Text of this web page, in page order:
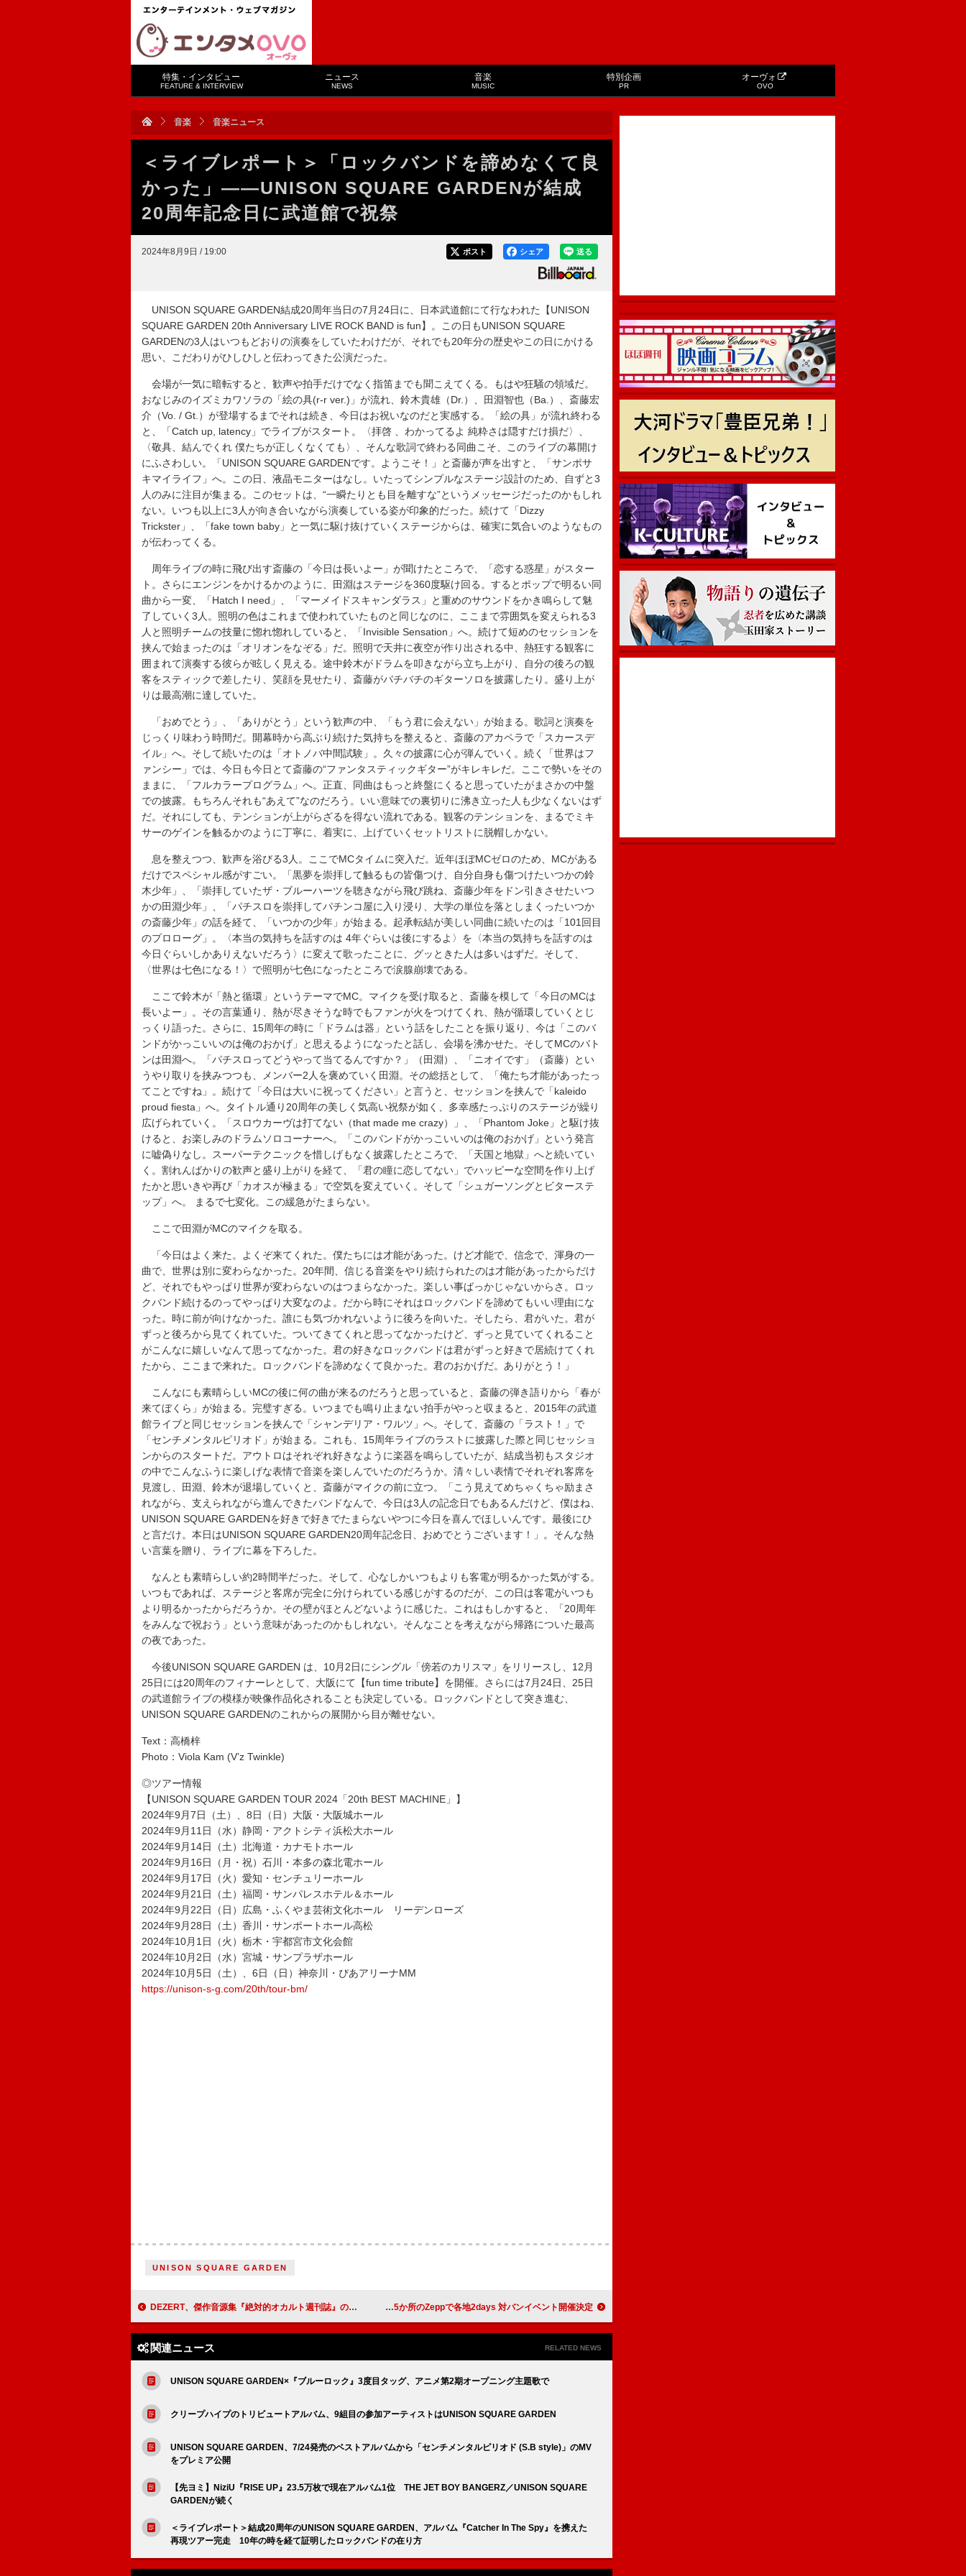
特集・インタビュー
FEATURE & INTERVIEW
ニュース
NEWS
音楽
MUSIC
特別企画
PR
オーヴォ
OVO
音楽 音楽ニュース
＜ライブレポート＞「ロックバンドを諦めなくて良
かった」――UNISON SQUARE GARDENが結成
20周年記念日に武道館で祝祭
2024年8月9日 / 19:00 送る
シェア
ポスト
UNISON SQUARE GARDEN結成20周年当日の7月24日に、日本武道館にて行なわれた【UNISON
SQUARE GARDEN 20th Anniversary LIVE ROCK BAND is fun】。この日もUNISON SQUARE
GARDENの3人はいつもどおりの演奏をしていたわけだが、それでも20年分の歴史やこの日にかける
思い、こだわりがひしひしと伝わってきた公演だった。
会場が一気に暗転すると、歓声や拍手だけでなく指笛までも聞こえてくる。もはや狂騒の領域だ。
おなじみのイズミカワソラの「絵の具(r-r ver.)」が流れ、鈴木貴雄（Dr.）、田淵智也（Ba.）、斎藤宏
介（Vo. / Gt.）が登場するまでそれは続き、今日はお祝いなのだと実感する。「絵の具」が流れ終わる
と、「Catch up, latency」でライブがスタート。〈拝啓 、わかってるよ 純粋さは隠すだけ損だ〉、
〈敬具、結んでくれ 僕たちが正しくなくても〉、そんな歌詞で終わる同曲こそ、このライブの幕開け
にふさわしい。「UNISON SQUARE GARDENです。ようこそ！」と斎藤が声を出すと、「サンポサ
キマイライフ」へ。この日、液晶モニターはなし。いたってシンプルなステージ設計のため、自ずと3
人のみに注目が集まる。このセットは、“一瞬たりとも目を離すな”というメッセージだったのかもしれ
ない。いつも以上に3人が向き合いながら演奏している姿が印象的だった。続けて「Dizzy
Trickster」、「fake town baby」と一気に駆け抜けていくステージからは、確実に気合いのようなもの
が伝わってくる。
周年ライブの時に飛び出す斎藤の「今日は長いよー」が聞けたところで、「恋する惑星」がスター
ト。さらにエンジンをかけるかのように、田淵はステージを360度駆け回る。するとポップで明るい同
曲から一変、「Hatch I need」、「マーメイドスキャンダラス」と重めのサウンドをかき鳴らして魅
了していく3人。照明の色はこれまで使われていたものと同じなのに、ここまで雰囲気を変えられる3
人と照明チームの技量に惚れ惚れしていると、「Invisible Sensation」へ。続けて短めのセッションを
挟んで始まったのは「オリオンをなぞる」だ。照明で天井に夜空が作り出される中、熱狂する観客に
囲まれて演奏する彼らが眩しく見える。途中鈴木がドラムを叩きながら立ち上がり、自分の後ろの観
客をスティックで差したり、笑顔を見せたり、斎藤がバチバチのギターソロを披露したり。盛り上が
りは最高潮に達していた。
「おめでとう」、「ありがとう」という歓声の中、「もう君に会えない」が始まる。歌詞と演奏を
じっくり味わう時間だ。開幕時から高ぶり続けた気持ちを整えると、斎藤のアカペラで「スカースデ
イル」へ。そして続いたのは「オトノバ中間試験」。久々の披露に心が弾んでいく。続く「世界はフ
ァンシー」では、今日も今日とて斎藤の“ファンタスティックギター”がキレキレだ。ここで勢いをその
ままに、「フルカラープログラム」へ。正直、同曲はもっと終盤にくると思っていたがまさかの中盤
での披露。もちろんそれも“あえて”なのだろう。いい意味での裏切りに沸き立った人も少なくないはず
だ。それにしても、テンションが上がらざるを得ない流れである。観客のテンションを、まるでミキ
サーのゲインを触るかのように丁寧に、着実に、上げていくセットリストに脱帽しかない。
息を整えつつ、歓声を浴びる3人。ここでMCタイムに突入だ。近年ほぼMCゼロのため、MCがある
だけでスペシャル感がすごい。「黒夢を崇拝して触るもの皆傷つけ、自分自身も傷つけたいつかの鈴
木少年」、「崇拝していたザ・ブルーハーツを聴きながら飛び跳ね、斎藤少年をドン引きさせたいつ
かの田淵少年」、「パチスロを崇拝してパチンコ屋に入り浸り、大学の単位を落としまくったいつか
の斎藤少年」の話を経て、「いつかの少年」が始まる。起承転結が美しい同曲に続いたのは「101回目
のプロローグ」。〈本当の気持ちを話すのは 4年ぐらいは後にするよ〉を〈本当の気持ちを話すのは
今日ぐらいしかありえないだろう〉に変えて歌ったことに、グッときた人は多いはずだ。そして、
〈世界は七色になる！〉で照明が七色になったところで涙腺崩壊である。
ここで鈴木が「熱と循環」というテーマでMC。マイクを受け取ると、斎藤を模して「今日のMCは
長いよー」。その言葉通り、熱が尽きそうな時でもファンが火をつけてくれ、熱が循環していくとじ
っくり語った。さらに、15周年の時に「ドラムは器」という話をしたことを振り返り、今は「このバ
ンドがかっこいいのは俺のおかげ」と思えるようになったと話し、会場を沸かせた。そしてMCのバト
ンは田淵へ。「パチスロってどうやって当てるんですか？」（田淵）、「ニオイです」（斎藤）とい
うやり取りを挟みつつも、メンバー2人を褒めていく田淵。その総括として、「俺たち才能があったっ
てことですね」。続けて「今日は大いに祝ってください」と言うと、セッションを挟んで「kaleido
proud fiesta」へ。タイトル通り20周年の美しく気高い祝祭が如く、多幸感たっぷりのステージが繰り
広げられていく。「スロウカーヴは打てない（that made me crazy）」、「Phantom Joke」と駆け抜
けると、お楽しみのドラムソロコーナーへ。「このバンドがかっこいいのは俺のおかげ」という発言
に嘘偽りなし。スーパーテクニックを惜しげもなく披露したところで、「天国と地獄」へと続いてい
く。割れんばかりの歓声と盛り上がりを経て、「君の瞳に恋してない」でハッピーな空間を作り上げ
たかと思いきや再び「カオスが極まる」で空気を変えていく。そして「シュガーソングとビターステ
ップ」へ。 まるで七変化。この緩急がたまらない。
ここで田淵がMCのマイクを取る。
「今日はよく来た。よくぞ来てくれた。僕たちには才能があった。けど才能で、信念で、渾身の一
曲で、世界は別に変わらなかった。20年間、信じる音楽をやり続けられたのは才能があったからだけ
ど、それでもやっぱり世界が変わらないのはつまらなかった。楽しい事ばっかじゃないからさ。ロッ
クバンド続けるのってやっぱり大変なのよ。だから時にそれはロックバンドを諦めてもいい理由にな
った。時に前が向けなかった。誰にも気づかれないように後ろを向いた。そしたら、君がいた。君が
ずっと後ろから見てくれていた。ついてきてくれと思ってなかったけど、ずっと見ていてくれること
がこんなに嬉しいなんて思ってなかった。君の好きなロックバンドは君がずっと好きで居続けてくれ
たから、ここまで来れた。ロックバンドを諦めなくて良かった。君のおかげだ。ありがとう！」
こんなにも素晴らしいMCの後に何の曲が来るのだろうと思っていると、斎藤の弾き語りから「春が
来てぼくら」が始まる。完璧すぎる。いつまでも鳴り止まない拍手がやっと収まると、2015年の武道
館ライブと同じセッションを挟んで「シャンデリア・ワルツ」へ。そして、斎藤の「ラスト！」で
「センチメンタルピリオド」が始まる。これも、15周年ライブのラストに披露した際と同じセッショ
ンからのスタートだ。アウトロはそれぞれ好きなように楽器を鳴らしていたが、結成当初もスタジオ
の中でこんなふうに楽しげな表情で音楽を楽しんでいたのだろうか。清々しい表情でそれぞれ客席を
見渡し、田淵、鈴木が退場していくと、斎藤がマイクの前に立つ。「こう見えてめちゃくちゃ励まさ
れながら、支えられながら進んできたバンドなんで、今日は3人の記念日でもあるんだけど、僕はね、
UNISON SQUARE GARDENを好きで好きでたまらないやつに今日を喜んでほしいんです。最後にひ
と言だけ。本日はUNISON SQUARE GARDEN20周年記念日、おめでとうございます！」。そんな熱
い言葉を贈り、ライブに幕を下ろした。
なんとも素晴らしい約2時間半だった。そして、心なしかいつもよりも客電が明るかった気がする。
いつもであれば、ステージと客席が完全に分けられている感じがするのだが、この日は客電がいつも
より明るかったからだろうか。その壁がほとんどないように感じた。これはもしかすると、「20周年
をみんなで祝おう」という意味があったのかもしれない。そんなことを考えながら帰路についた最高
の夜であった。
今後UNISON SQUARE GARDEN は、10月2日にシングル「傍若のカリスマ」をリリースし、12月
25日には20周年のフィナーレとして、大阪にて【fun time tribute】を開催。さらには7月24日、25日
の武道館ライブの模様が映像作品化されることも決定している。ロックバンドとして突き進む、
UNISON SQUARE GARDENのこれからの展開から目が離せない。
Text：高橋梓
Photo：Viola Kam (V’z Twinkle)
◎ツアー情報
【UNISON SQUARE GARDEN TOUR 2024「20th BEST MACHINE」】
2024年9月7日（土）、8日（日）大阪・大阪城ホール
2024年9月11日（水）静岡・アクトシティ浜松大ホール
2024年9月14日（土）北海道・カナモトホール
2024年9月16日（月・祝）石川・本多の森北電ホール
2024年9月17日（火）愛知・センチュリーホール
2024年9月21日（土）福岡・サンパレスホテル＆ホール
2024年9月22日（日）広島・ふくやま芸術文化ホール リーデンローズ
2024年9月28日（土）香川・サンポートホール高松
2024年10月1日（火）栃木・宇都宮市文化会館
2024年10月2日（水）宮城・サンプラザホール
2024年10月5日（土）、6日（日）神奈川・ぴあアリーナMM
https://unison-s-g.com/20th/tour-bm/
UNISON SQUARE GARDEN
DEZERT、傑作音源集『絶対的オカルト週刊誌』のジャケットと収録詳細を公開 Saucy Dog、全国5か所のZeppで各地2days 対バンイベント開催決定
関連ニュース RELATED NEWS
UNISON SQUARE GARDEN×『ブルーロック』3度目タッグ、アニメ第2期オープニング主題歌で
クリープハイプのトリビュートアルバム、9組目の参加アーティストはUNISON SQUARE GARDEN
UNISON SQUARE GARDEN、7/24発売のベストアルバムから「センチメンタルピリオド (S.B style)」のMV
をプレミア公開
【先ヨミ】NiziU『RISE UP』23.5万枚で現在アルバム1位 THE JET BOY BANGERZ／UNISON SQUARE
GARDENが続く
＜ライブレポート＞結成20周年のUNISON SQUARE GARDEN、アルバム『Catcher In The Spy』を携えた
再現ツアー完走 10年の時を経て証明したロックバンドの在り方